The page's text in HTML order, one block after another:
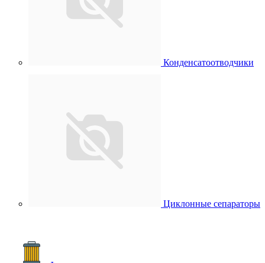
Конденсатоотводчики
Циклонные сепараторы